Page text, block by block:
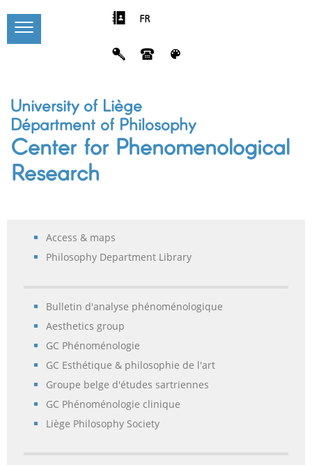
FR
University of Liège
Départment of Philosophy
Center for Phenomenological
Research
Access & maps
Philosophy Department Library
Bulletin d'analyse phénoménologique
Aesthetics group
GC Phénoménologie
GC Esthétique & philosophie de l'art
Groupe belge d'études sartriennes
GC Phénoménologie clinique
Liège Philosophy Society